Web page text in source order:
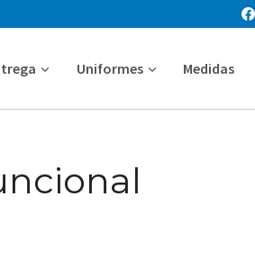
Uniformes Medidas